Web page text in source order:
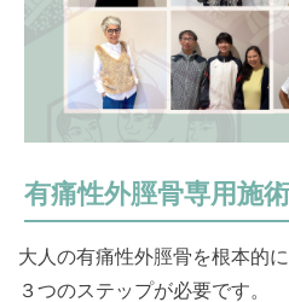
有痛性外脛骨専用施術
大人の有痛性外脛骨を根本的
３つのステップが必要です。